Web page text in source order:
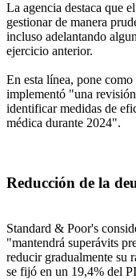
La agencia destaca que
gestionar de manera
incluso adelantando
ejercicio anterior.
En esta línea, pone
implementó "una
identificar medidas de
médica durante 2024".
Reducción de la
Standard & Poor's
"mantendrá superávits
reducir gradualmente su
se fijó en un 19,4% del